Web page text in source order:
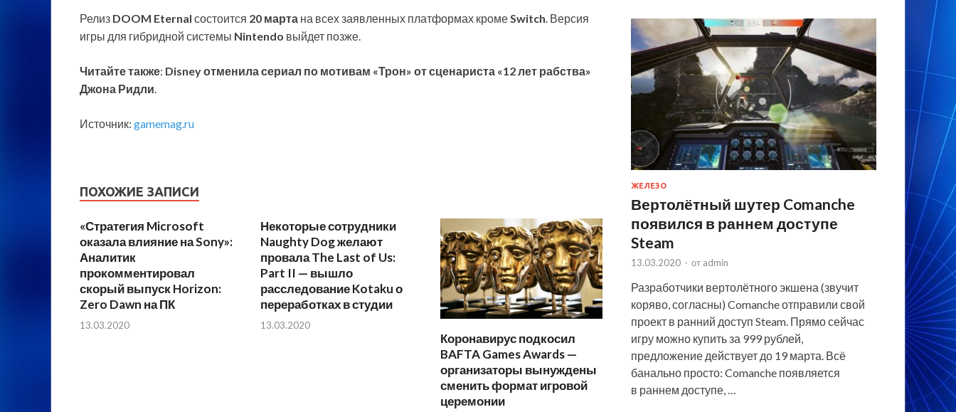
Релиз DOOM Eternal состоится 20 марта на всех заявленных платформах кромеSwitch. Версия
игры для гибридной системы Nintendo выйдет позже.
Читайте также: Disney отменила сериал по мотивам «Трон» от сценариста «12 лет рабства»
Джона Ридли.
Источник: gamemag.ru
ПОХОЖИЕ ЗАПИСИ
«Стратегия Microsoft
оказала влияние на Sony»:
Аналитик
прокомментировал
скорый выпуск Horizon:
Zero Dawn на ПК
13.03.2020
Некоторые сотрудники
Naughty Dog желают
провала The Last of Us:
Part II — вышло
расследование Kotaku о
переработках в студии
13.03.2020
Коронавирус подкосил
BAFTA Games Awards —
организаторы вынуждены
сменить формат игровой
церемонии
ЖЕЛЕЗО
Вертолётный шутер Comanche
появился в раннем доступе
Steam
13.03.2020 - от admin
Разработчики вертолётного экшена (звучит
коряво, согласны) Comanche отправили свой
проект в ранний доступ Steam. Прямо сейчас
игру можно купить за 999 рублей,
предложение действует до 19 марта. Всё
банально просто: Comanche появляется
в раннем доступе, …